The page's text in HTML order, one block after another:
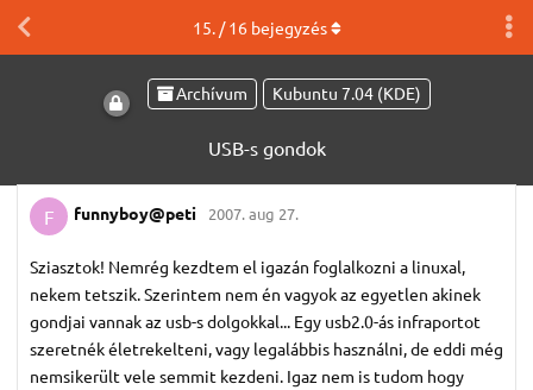
Archívum Kubuntu 7.04 (KDE)
USB-s gondok
15. /16bejegyzés
F funnyboy@peti 2007. aug 27.
Sziasztok! Nemrég kezdtem el igazán foglalkozni a linuxal,
nekem tetszik. Szerintem nem én vagyok az egyetlen akinek
gondjai vannak az usb-s dolgokkal... Egy usb2.0-ás infraportot
szeretnék életrekelteni, vagy legalábbis használni, de eddi még
nemsikerült vele semmit kezdeni. Igaz nem is tudom hogy